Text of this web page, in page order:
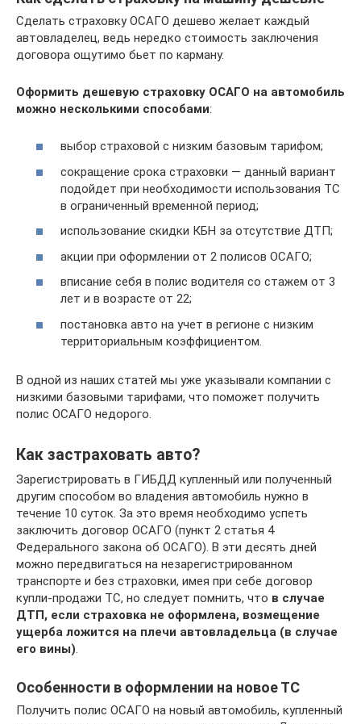
Сделать страховку ОСАГО дешево желает каждый
автовладелец, ведь нередко стоимость заключения
договора ощутимо бьет по карману.
Оформить дешевую страховку ОСАГО на автомобиль
можно несколькими способами:
выбор страховой с низким базовым тарифом;
сокращение срока страховки — данный вариант
подойдет при необходимости использования ТС
в ограниченный временной период;
использование скидки КБН за отсутствие ДТП;
акции при оформлении от 2 полисов ОСАГО;
вписание себя в полис водителя со стажем от 3
лет и в возрасте от 22;
постановка авто на учет в регионе с низким
территориальным коэффициентом.
В одной из наших статей мы уже указывали компании с
низкими базовыми тарифами, что поможет получить
полис ОСАГО недорого.
Как застраховать авто?
Зарегистрировать в ГИБДД купленный или полученный
другим способом во владения автомобиль нужно в
течение 10 суток. За это время необходимо успеть
заключить договор ОСАГО (пункт 2 статья 4
Федерального закона об ОСАГО). В эти десять дней
можно передвигаться на незарегистрированном
транспорте и без страховки, имея при себе договор
купли-продажи ТС, но следует помнить, что в случае
ДТП, если страховка не оформлена, возмещение
ущерба ложится на плечи автовладельца (в случае
его вины)
Особенности в оформлении на новое ТС
Получить полис ОСАГО на новый автомобиль, купленный